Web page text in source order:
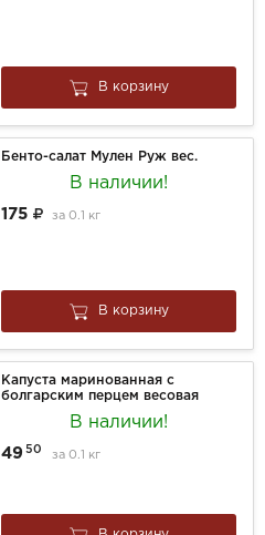
В корзину
Бенто-салат Мулен Руж вес.
В наличии!
175 за 0.1 кг
В корзину
Капуста маринованная с
болгарским перцем весовая
В наличии!
49 50 за 0.1 кг